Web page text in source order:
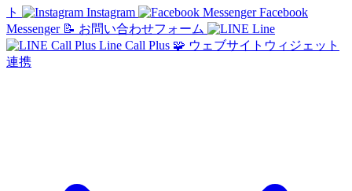
ト
Instagram
Facebook
Messenger 📝 お問い合わせフォーム
Line
Line Call Plus 🧩 ウェブサイトウィジェット
連携